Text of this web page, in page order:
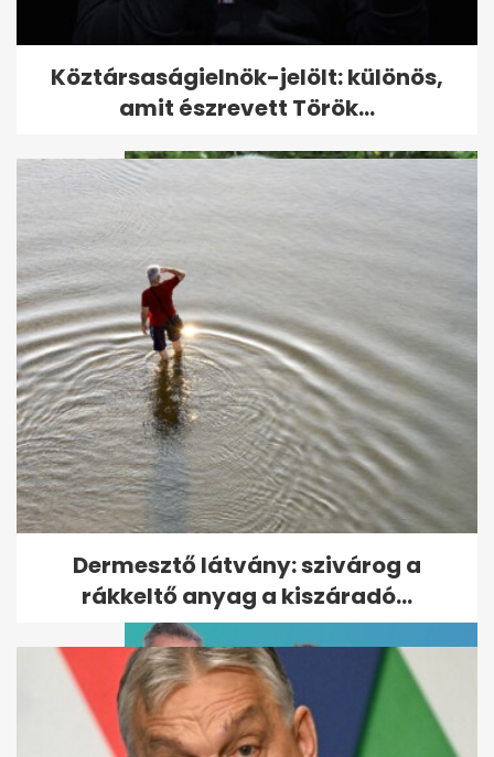
Így búcsúztak Boros Lajostól
pályatársai
Orbán Viktornál Azahriah
helyett Majka a nyerő, de Ákos
a király
Köztársaságielnök-jelölt: különös,
amit észrevett Török...
Dermesztő látvány: szivárog a
rákkeltő anyag a kiszáradó...